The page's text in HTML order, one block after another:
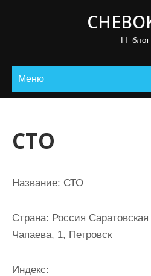
IT блог
Меню
СТО
Название: СТО
Страна: Россия
Чапаева, 1, Петровск
Индекс: